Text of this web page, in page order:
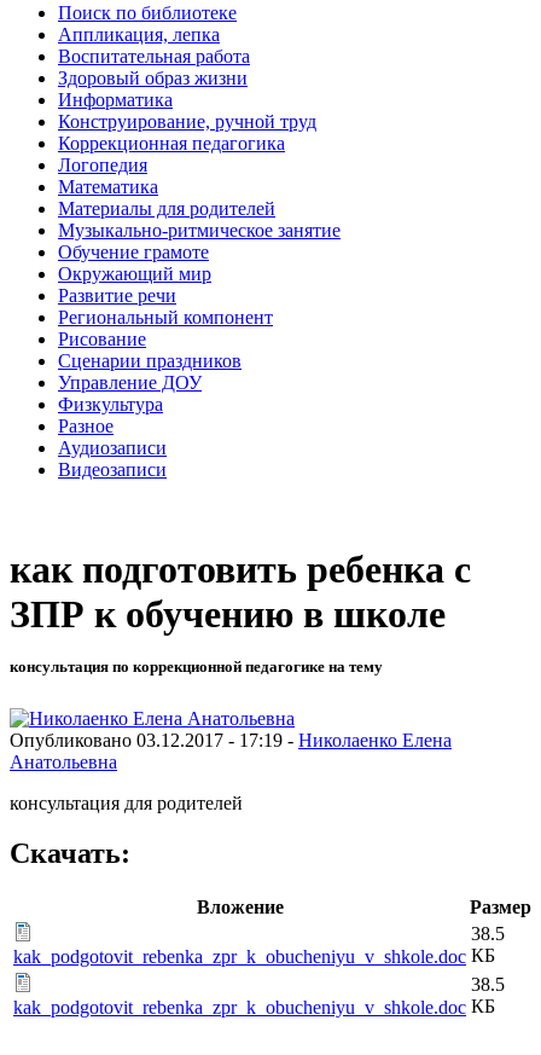
Поиск по библиотеке
Аппликация, лепка
Воспитательная работа
Здоровый образ жизни
Информатика
Конструирование, ручной труд
Коррекционная педагогика
Логопедия
Математика
Материалы для родителей
Музыкально-ритмическое занятие
Обучение грамоте
Окружающий мир
Развитие речи
Региональный компонент
Рисование
Сценарии праздников
Управление ДОУ
Физкультура
Разное
Аудиозаписи
Видеозаписи
как подготовить ребенка с
ЗПР к обучению в школе
консультация по коррекционной педагогике на тему
Опубликовано 03.12.2017 - 17:19 - Николаенко Елена
Анатольевна
консультация для родителей
Скачать:
Вложение Размер
kak_podgotovit_rebenka_zpr_k_obucheniyu_v_shkole.doc
38.5
КБ
kak_podgotovit_rebenka_zpr_k_obucheniyu_v_shkole.doc
38.5
КБ